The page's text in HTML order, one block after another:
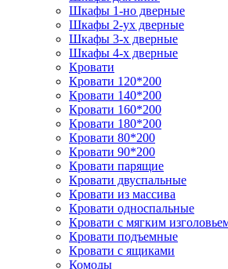
Шкафы 1-но дверные
Шкафы 2-ух дверные
Шкафы 3-х дверные
Шкафы 4-х дверные
Кровати
Кровати 120*200
Кровати 140*200
Кровати 160*200
Кровати 180*200
Кровати 80*200
Кровати 90*200
Кровати парящие
Кровати двуспальные
Кровати из массива
Кровати односпальные
Кровати с мягким
Кровати подъемные
Кровати с ящиками
Комоды